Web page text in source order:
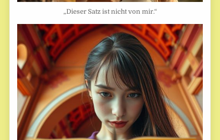
„Dieser Satz ist nicht von mir.“